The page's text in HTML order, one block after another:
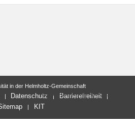
letzte Änderung: 18.09.2025
in der Helmholtz-Gemeinschaft
Datenschutz
Barrierefreiheit
KIT